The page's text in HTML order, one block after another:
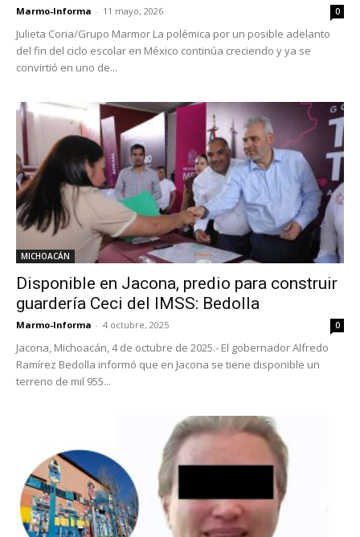
Marmo-Informa - 11 mayo, 2026 0
Julieta Coria/Grupo Marmor La polémica por un posible adelanto
del fin del ciclo escolar en México continúa creciendo y ya se
convirtió en uno de...
MICHOACÁN
Disponible en Jacona, predio para construir
guardería Ceci del IMSS: Bedolla
Marmo-Informa - 4 octubre, 2025 0
Jacona, Michoacán, 4 de octubre de 2025.- El gobernador Alfredo
Ramírez Bedolla informó que en Jacona se tiene disponible un
terreno de mil 955...